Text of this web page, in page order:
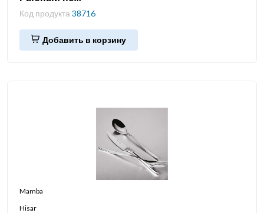
Код продукта 38716
Добавить в корзину
Mamba
Hisar